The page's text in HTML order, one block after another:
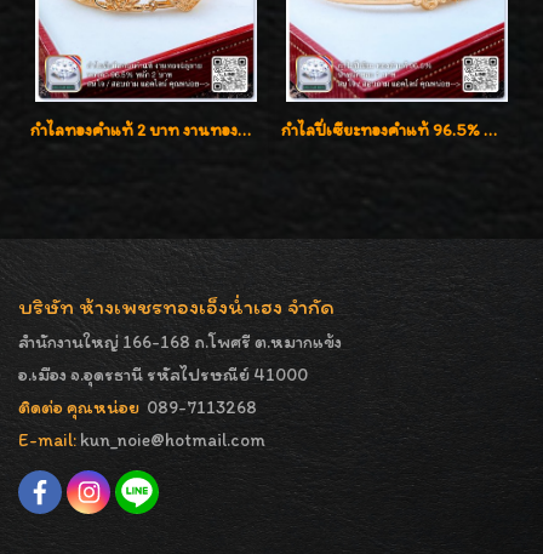
กำไลทองคำแท้ 2 บาท งานทองฉลุลาย ดีไซน์หรูหรา สวยคลาสสิค กำไลปี่เซียะทองคำแท้ 96.5% น้ำหนัก 1 บาท เสริมโชคลาภ
บริษัท ห้างเพชรทองเอ็งน่ำเฮง จำกัด
สำนักงานใหญ่ 166-168 ถ.โพศรี ต.หมากแข้ง
อ.เมือง จ.อุดรธานี รหัสไปรษณีย์ 41000
ติดต่อ คุณหน่อย 089-7113268
E-mail: kun_noie@hotmail.com